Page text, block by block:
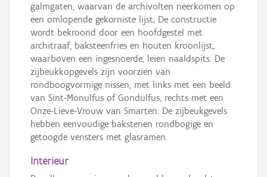
galmgaten, waarvan de archivolten neerkomen op
een omlopende gekorniste lijst; De constructie
wordt bekroond door een hoofdgestel met
architraaf, baksteenfries en houten kroonlijst,
waarboven een ingesnoerde, leien naaldspits. De
zijbeukkopgevels zijn voorzien van
rondboogvormige nissen, met links met een beeld
van Sint-Monulfus of Gondulfus, rechts met een
Onze-Lieve-Vrouw van Smarten. De zijbeukgevels
hebben eenvoudige bakstenen rondbogige en
getoogde vensters met glasramen.
Interieur